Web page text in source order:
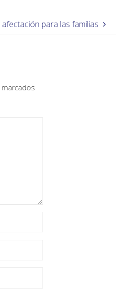
para las familias